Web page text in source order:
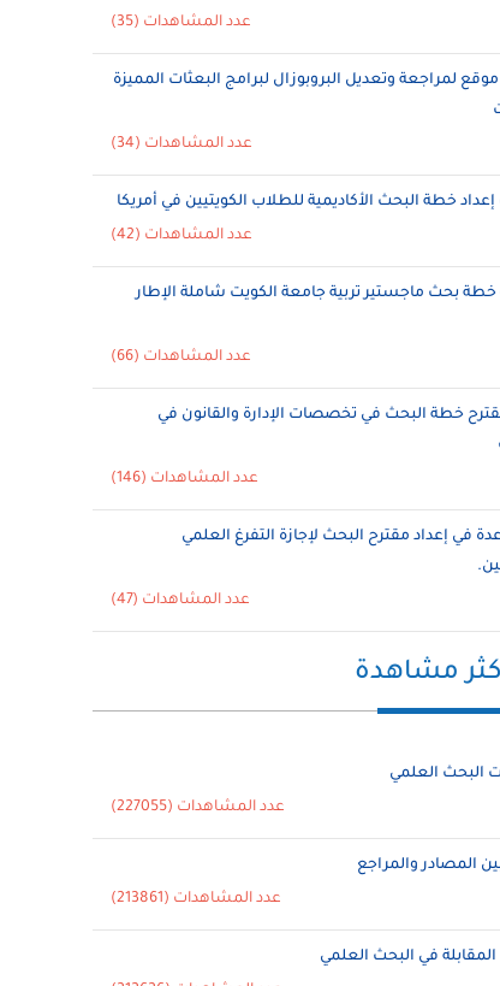
عدد المشاهدات (35)
لمراجعة وتعديل البروبوزال لبرامج البعثات المميزة
عدد المشاهدات (34)
خطة البحث الأكاديمية للطلاب الكويتيين في أمريكا
عدد المشاهدات (42)
بحث ماجستير تربية جامعة الكويت شاملة الإطار
عدد المشاهدات (66)
خطة البحث في تخصصات الإدارة والقانون في
عدد المشاهدات (146)
في إعداد مقترح البحث لإجازة التفرغ العلمي
عدد المشاهدات (47)
مشاهدة
البحث العلمي
عدد المشاهدات (227055)
المصادر والمراجع
عدد المشاهدات (213861)
في البحث العلمي